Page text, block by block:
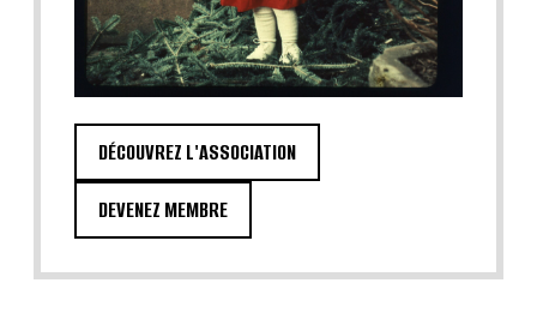
DÉCOUVREZ L'ASSOCIATION
DEVENEZ MEMBRE